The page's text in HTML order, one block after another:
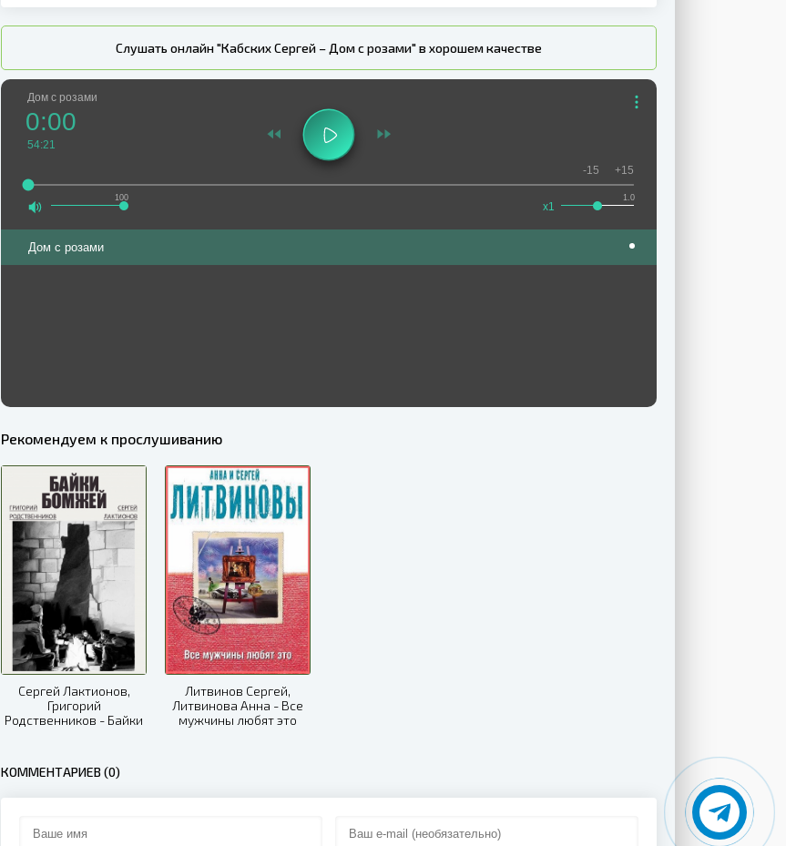
Слушать онлайн "Кабских Сергей – Дом с розами" в хорошем качестве
Дом с розами
100
0:00
54:21
1.0
x1
-15 +15
Дом с розами
Рекомендуем к прослушиванию
Сергей Лактионов,
Григорий
Родственников - Байки
Литвинов Сергей,
Литвинова Анна - Все
мужчины любят это
КОММЕНТАРИЕВ (0)